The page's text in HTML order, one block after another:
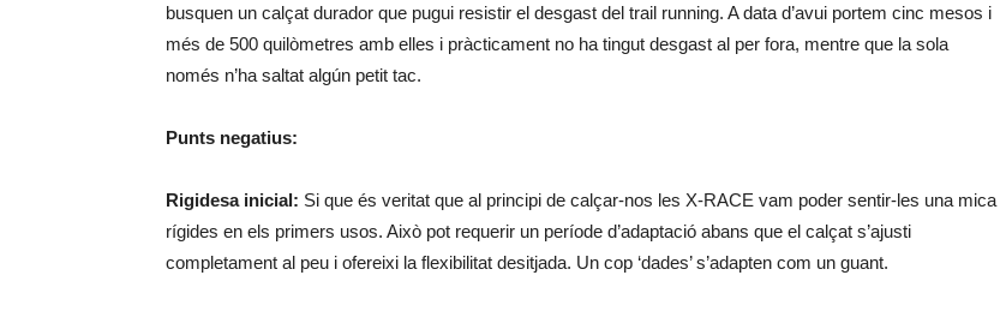
busquen un calçat durador que pugui resistir el desgast del trail running. A data d’avui portem cinc mesos i
més de 500 quilòmetres amb elles i pràcticament no ha tingut desgast al per fora, mentre que la sola
només n’ha saltat algún petit tac.
Punts negatius:
Rigidesa inicial: Si que és veritat que al principi de calçar-nos les X-RACE vam poder sentir-les una mica
rígides en els primers usos. Això pot requerir un període d’adaptació abans que el calçat s’ajusti
completament al peu i ofereixi la flexibilitat desitjada. Un cop ‘dades’ s’adapten com un guant.